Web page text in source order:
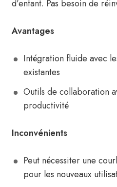
d’enfant. Pas besoin de
Avantages
Intégration fluide avec
existantes
Outils de collaboration
productivité
Inconvénients
Peut nécessiter une
pour les nouveaux